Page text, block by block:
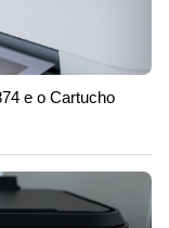
e o Cartucho